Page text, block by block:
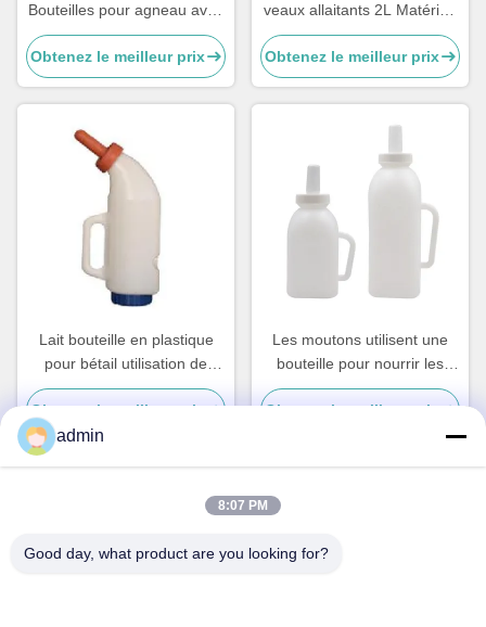
Bouteilles pour agneau avec
mamelons en caoutchouc
Obtenez le meilleur prix
veaux allaitants 2L Matériau
PE de qualité alimentaire
Utilisation agricole
Obtenez le meilleur prix
Lait bouteille en plastique
pour bétail utilisation de
vache avec mamelons en
caoutchouc
Obtenez le meilleur prix
Les moutons utilisent une
bouteille pour nourrir les
veaux
Obtenez le meilleur prix
admin
8:07 PM
Good day, what product are you looking for?